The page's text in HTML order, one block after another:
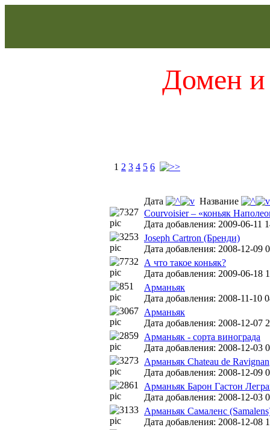
Домен и
1 2 3 4 5 6
Дата
Название
Courvoisier – «коньяк
Дата добавления: 2009-06-11
Joseph Cartron (Бренди)
Дата добавления: 2008-12-09
А что такое коньяк?
Дата добавления: 2009-06-18
Арманьяк
Дата добавления: 2008-11-10
Арманьяк
Дата добавления: 2008-12-07
Арманьяк - сорта винограда
Дата добавления: 2008-12-03
Арманьяк Chateau de Ravignan
Дата добавления: 2008-12-09
Арманьяк Барон Гастон
Дата добавления: 2008-12-03
Арманьяк Самаленс
Дата добавления: 2008-12-08